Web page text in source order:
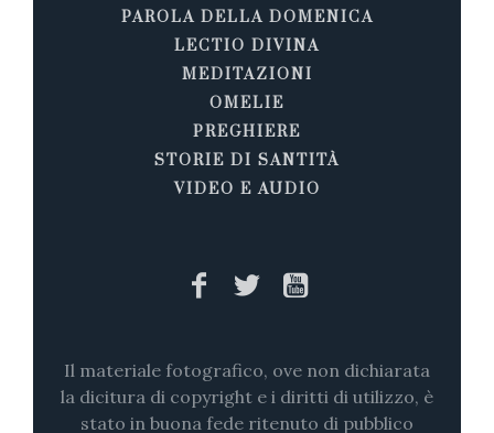
PAROLA DELLA DOMENICA
LECTIO DIVINA
MEDITAZIONI
OMELIE
PREGHIERE
STORIE DI SANTITÀ
VIDEO E AUDIO
Il materiale fotografico, ove non dichiarata
la dicitura di copyright e i diritti di utilizzo, è
stato in buona fede ritenuto di pubblico